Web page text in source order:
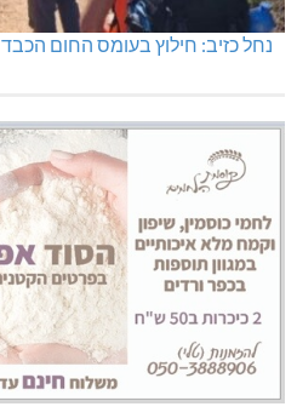
נחל כזיב: חילוץ בעומס החום הכבד